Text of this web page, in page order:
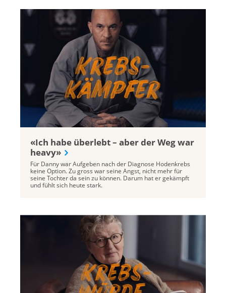
«Ich habe überlebt – aber der Weg war
heavy»
Für Danny war Aufgeben nach der Diagnose Hodenkrebs
keine Option. Zu gross war seine Angst, nicht mehr für
seine Tochter da sein zu können. Darum hat er gekämpft
und fühlt sich heute stark.